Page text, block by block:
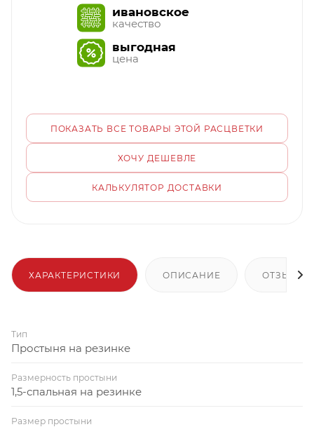
ивановское
качество
выгодная
цена
ПОКАЗАТЬ ВСЕ ТОВАРЫ ЭТОЙ РАСЦВЕТКИ
ХОЧУ ДЕШЕВЛЕ
КАЛЬКУЛЯТОР ДОСТАВКИ
ХАРАКТЕРИСТИКИ ОПИСАНИЕ ОТЗЫВЫ
Тип
Простыня на резинке
Размерность простыни
1,5-спальная на резинке
Размер простыни